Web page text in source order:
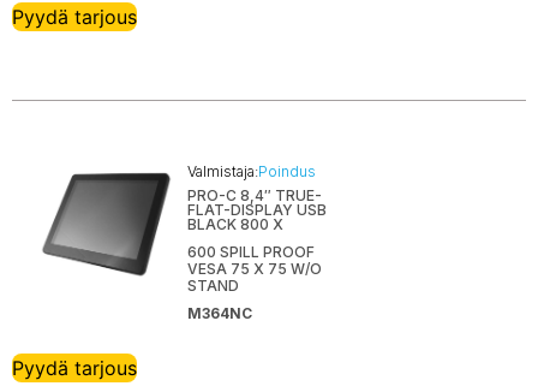
Pyydä tarjous
Valmistaja:Poindus
PRO-C 8,4″ TRUE-
FLAT-DISPLAY USB
BLACK 800 X
600 SPILL PROOF
VESA 75 X 75 W/O
STAND
M364NC
Pyydä tarjous